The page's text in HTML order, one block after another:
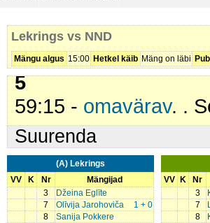
Lekrings vs NND
Mängu algus 15:00 Hetkel käib Mäng on läbi
53:52 -karistus (201
57:38 -värav. Anna
5
59:15 - omavärav. .
Suurenda
(A) Lekrings
VV
K Nr
Mängijad
3
Džeina Eglīte
7
1 + 0
Olīvija Jarohoviča
8
Sanija Pokkere
VV
K Nr
3
7
8